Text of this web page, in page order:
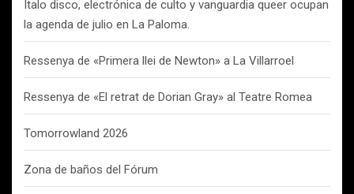
Italo disco, electrónica de culto y vanguardia queer ocupan
la agenda de julio en La Paloma.
Ressenya de «Primera llei de Newton» a La Villarroel
Ressenya de «El retrat de Dorian Gray» al Teatre Romea
Tomorrowland 2026
Zona de baños del Fórum